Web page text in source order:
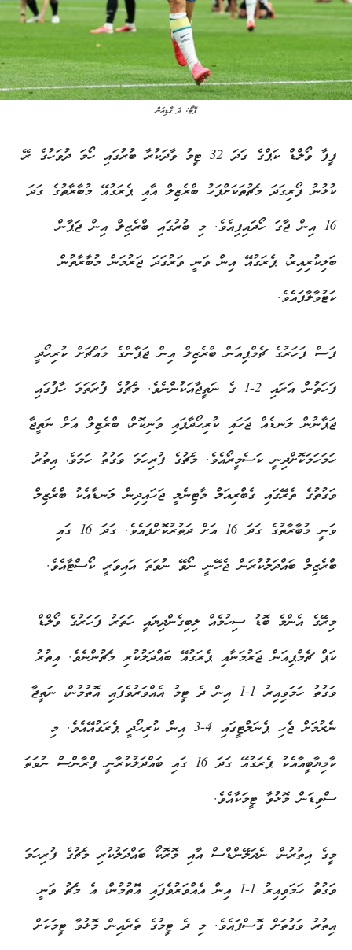
ފޮޓޯ: ދަ ގާޑިއަން
ފީފާ ވޯލްޑް ކަޕްގެ ގަދަ 32 ޓީމު ވާދަކުރާ ބުރުގައި ހޯމަ ދުވަހުގެ ރޭ
ކުޅުނު ފޯރިގަދަ މެޗުތަކަށްފަހު ބްރެޒިލް އާއި ޕެރަގުއޭ މުބާރާތުގެ ގަދަ
16 އިން ޖާގަ ހޯދައިފިއެވެ. މި ބުރުގައި ބްރެޒިލް އިން ޖަޕާން
ބަލިކުރިއިރު، ޕެރަގުއޭ އިން ވަނީ ވަރުގަދަ ޖަރުމަން މުބާރާތުން
ކަޓުވާލާފައެވެ.
ފަސް ފަހަރުގެ ޗެމްޕިއަން ބްރެޒިލް އިން ޖަޕާންގެ މައްޗަށް ކުރިހޯދީ
ފަހަތުން އަރައި 2-1 ގެ ނަތީޖާއަކުންނެވެ. މެޗުގެ ފުރަތަމަ ހާފުގައި
ޖަޕާނުން ލަނޑެއް ޖަހައި ކުރިހޯދާފައި ވަނިކޮށް، ބްރެޒިލް އަށް ނަތީޖާ
ހަމަހަމަކޮށްދިނީ ކަސެމީރޯއެވެ. މެޗުގެ ފުރިހަމަ ވަގުތު ހަމަވެ، އިތުރު
ވަގުތުގެ ތެރޭގައި ގެބްރިއަލް މާޓިނެލީ ޖަހައިދިން ލަނޑާއެކު ބްރެޒިލް
ވަނީ މުބާރާތުގެ ގަދަ 16 އަށް ދަތުރުކޮށްފައެވެ. ގަދަ 16 ގައި
ބްރެޒިލް ބައްދަލުކުރަން ޖެހޭނީ ނޯވޭ ނުވަތަ އައިވަރީ ކޯސްޓާއެވެ.
މިރޭގެ އެންމެ ބޮޑު ސިހުމެއް ލިބިގެންދިޔައީ ހަތަރު ފަހަރުގެ ވޯލްޑް
ކަޕް ޗެމްޕިއަން ޖަރުމަނާއި ޕެރަގުއޭ ބައްދަލުކުރި މެޗުންނެވެ. އިތުރު
ވަގުތު ހަމަވިއިރު 1-1 އިން ދެ ޓީމު އެއްވަރުވެފައި އޮތުމުން، ނަތީޖާ
ނެރުމަށް ޖެހި ޕެނަލްޓީގައި 4-3 އިން ކުރިހޯދީ ޕެރަގުއޭއެވެ. މި
ކާމިޔާބީއާއެކު ޕެރަގުއޭ ގަދަ 16 ގައި ބައްދަލުކުރާނީ ފްރާންސް ނުވަތަ
ސްވިޑަން މޮޅުވާ ޓީމަކާއެވެ.
މީގެ އިތުރުން، ނެދަލޭންޑްސް އާއި މޮރޮކޯ ބައްދަލުކުރި މެޗުގެ ފުރިހަމަ
ވަގުތު ހަމަވިއިރު 1-1 އިން އެއްވަރުވެފައި އޮތުމުން، އެ މެޗު ވަނީ
އިތުރު ވަގުތަށް ގޮސްފައެވެ. މި ދެ ޓީމުގެ ތެރެއިން މޮޅުވާ ޓީމަކަށް